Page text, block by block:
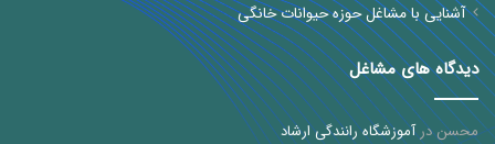
آشنایی با مشاغل حوزه حیوانات خانگی
دیدگاه های مشاغل
محسندرآموزشگاه رانندگی ارشاد